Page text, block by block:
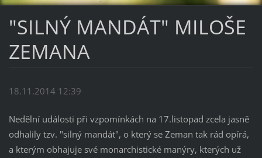
"SILNÝ MANDÁT" MILOŠE
ZEMANA
18.11.2014 12:39
Nedělní události při vzpomínkách na 17.listopad zcela jasně
odhalily tzv. "silný mandát", o který se Zeman tak rád opírá,
a kterým obhajuje své monarchistické manýry, kterých už